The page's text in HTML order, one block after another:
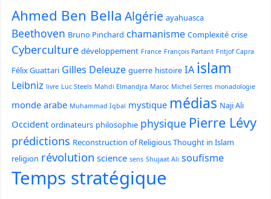
Ahmed Ben Bella Algérie ayahuasca
Beethoven Bruno Pinchard chamanisme Complexité crise
Cyberculture développement France François Partant Fritjof Capra
Félix Guattari Gilles Deleuze guerre histoire IA islam
Leibniz livre Luc Steels Mahdi Elmandjra Maroc Michel Serres monadologie
monde arabe Muhammad Iqbal mystique médias Naji Ali
Occident ordinateurs philosophie physique Pierre Lévy
prédictions Reconstruction of Religious Thought in Islam
religion révolution science sens Shujaat Ali soufisme
Temps stratégique